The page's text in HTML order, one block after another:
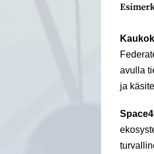
avulla
ja